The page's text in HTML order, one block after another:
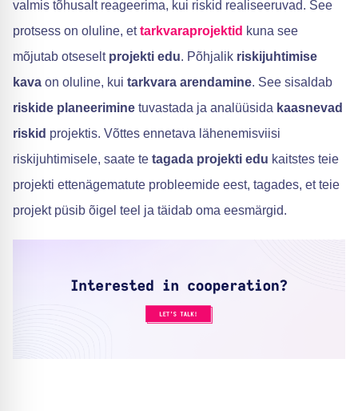
valmis tõhusalt reageerima, kui riskid realiseeruvad. See
protsess on oluline, ettarkvaraprojektid kuna see
mõjutab otseselt projekti edu. Põhjalik riskijuhtimise
kava on oluline, kui tarkvara arendamine. See sisaldab
riskide planeerimine tuvastada ja analüüsida kaasnevad
riskid projektis. Võttes ennetava lähenemisviisi
riskijuhtimisele, saate te tagada projekti edu kaitstes teie
projekti ettenägematute probleemide eest, tagades, et teie
projekt püsib õigel teel ja täidab oma eesmärgid.